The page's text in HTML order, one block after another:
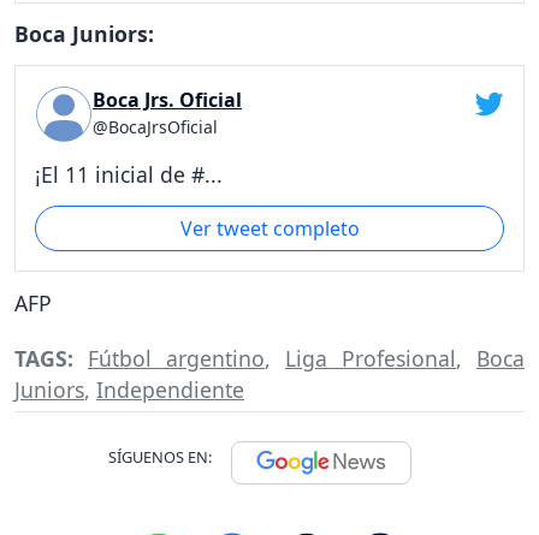
Boca Juniors:
Boca Jrs. Oficial
@BocaJrsOficial
¡El 11 inicial de #...
Ver tweet completo
AFP
TAGS: Fútbol argentino, Liga Profesional, Boca
Juniors, Independiente
SÍGUENOS EN: